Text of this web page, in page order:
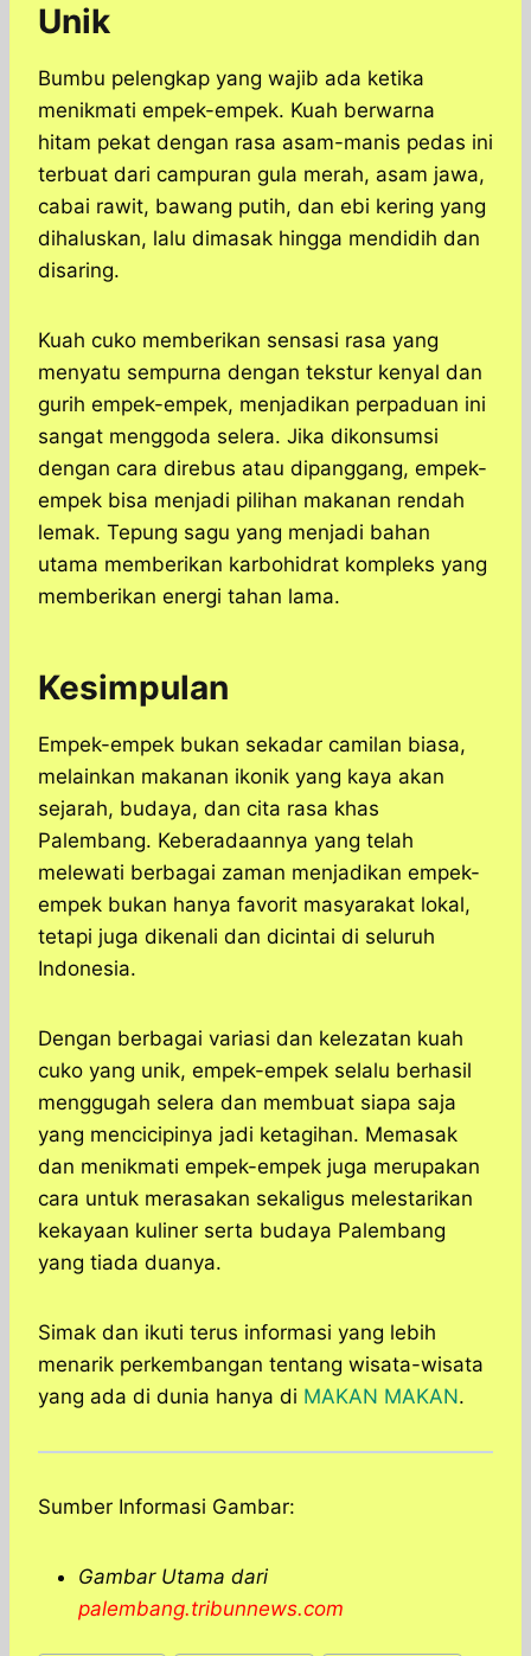
Unik
Bumbu pelengkap yang wajib ada ketika
menikmati empek-empek. Kuah berwarna
hitam pekat dengan rasa asam-manis pedas ini
terbuat dari campuran gula merah, asam jawa,
cabai rawit, bawang putih, dan ebi kering yang
dihaluskan, lalu dimasak hingga mendidih dan
disaring.
Kuah cuko memberikan sensasi rasa yang
menyatu sempurna dengan tekstur kenyal dan
gurih empek-empek, menjadikan perpaduan ini
sangat menggoda selera. Jika dikonsumsi
dengan cara direbus atau dipanggang, empek-
empek bisa menjadi pilihan makanan rendah
lemak. Tepung sagu yang menjadi bahan
utama memberikan karbohidrat kompleks yang
memberikan energi tahan lama.
Kesimpulan
Empek-empek bukan sekadar camilan biasa,
melainkan makanan ikonik yang kaya akan
sejarah, budaya, dan cita rasa khas
Palembang. Keberadaannya yang telah
melewati berbagai zaman menjadikan empek-
empek bukan hanya favorit masyarakat lokal,
tetapi juga dikenali dan dicintai di seluruh
Indonesia.
Dengan berbagai variasi dan kelezatan kuah
cuko yang unik, empek-empek selalu berhasil
menggugah selera dan membuat siapa saja
yang mencicipinya jadi ketagihan. Memasak
dan menikmati empek-empek juga merupakan
cara untuk merasakan sekaligus melestarikan
kekayaan kuliner serta budaya Palembang
yang tiada duanya.
Simak dan ikuti terus informasi yang lebih
menarik perkembangan tentang wisata-wisata
yang ada di dunia hanya di MAKAN MAKAN.
Sumber Informasi Gambar:
Gambar Utama dari
palembang.tribunnews.com